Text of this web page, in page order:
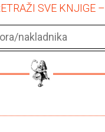
SVE KNJIGE –